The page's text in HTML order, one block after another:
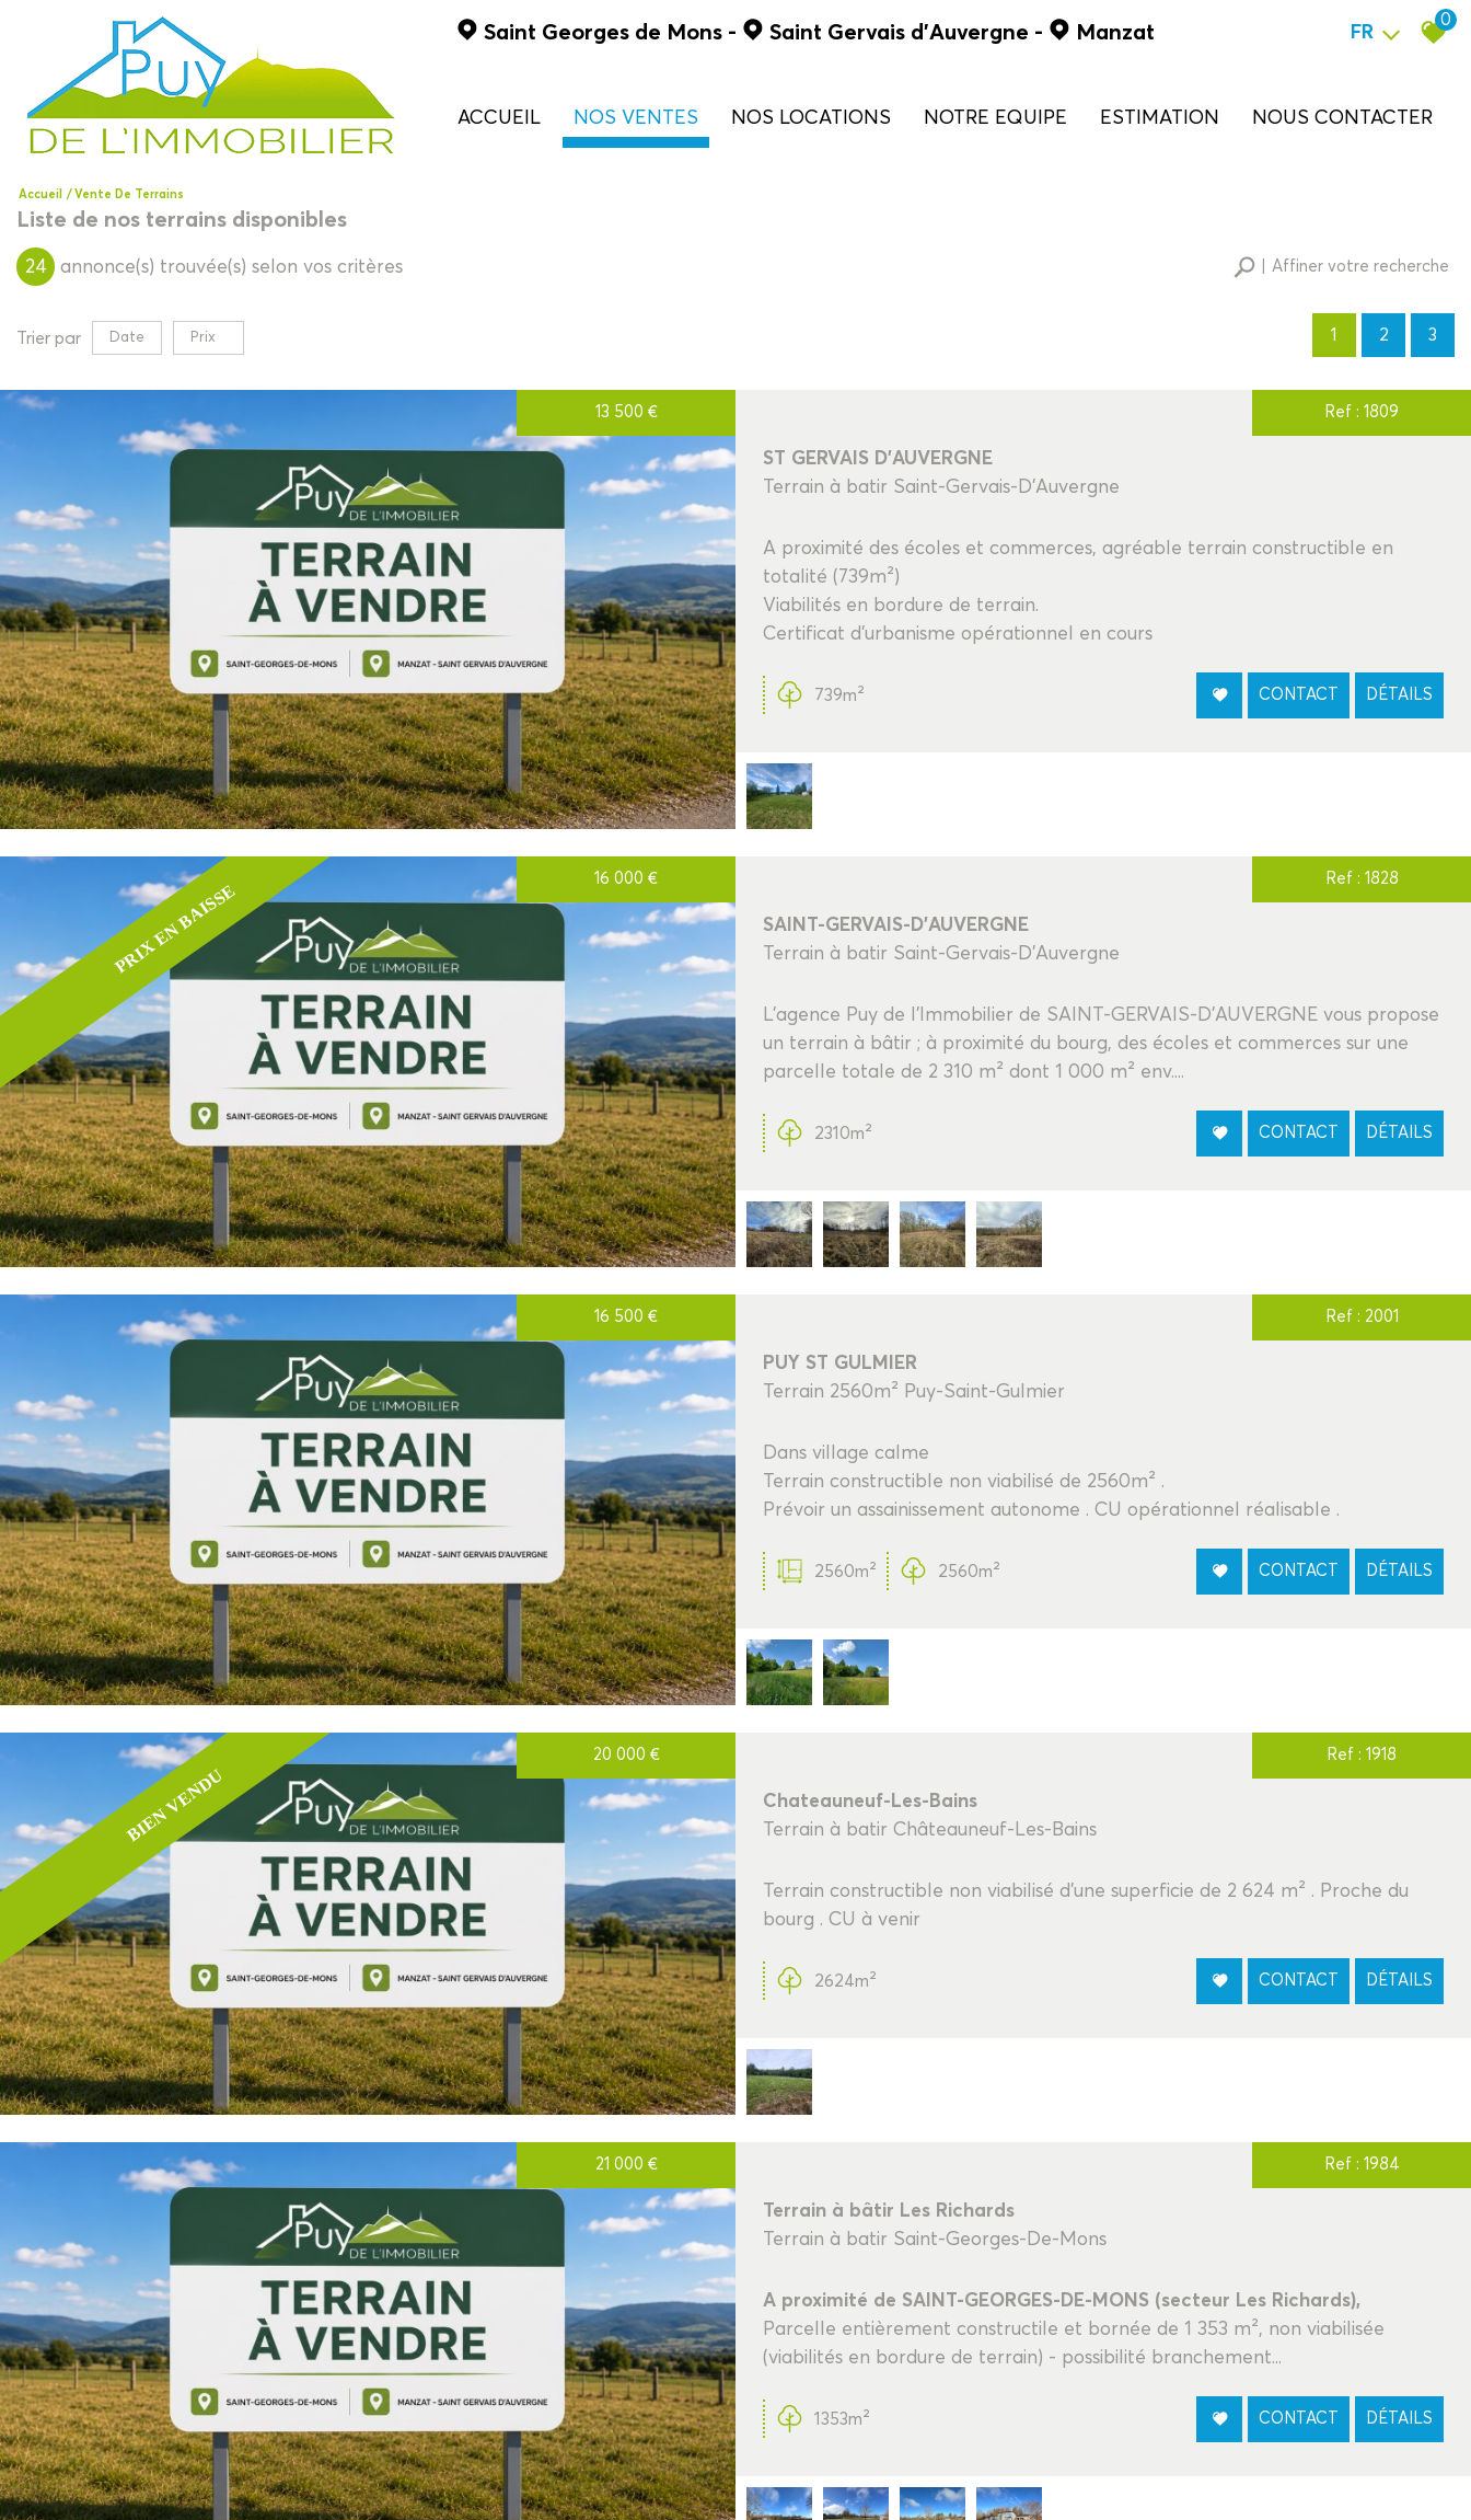
Saint Georges de Mons - Saint Gervais d'Auvergne - Manzat FR
0
ACCUEIL NOS VENTES NOS LOCATIONS NOTRE EQUIPE ESTIMATION NOUS CONTACTER
Accueil Vente De Terrains
Liste de nos terrains disponibles
24 annonce(s) trouvée(s) selon vos critères Affiner votre recherche
×Terrain à batir
10KM
25KM
Critères supplémentaires
Piscine Terrasse
Trier par Date Prix 1 2 3
13 500 € Ref : 1809
ST GERVAIS D'AUVERGNE
Terrain à batir Saint-Gervais-D'Auvergne
A proximité des écoles et commerces, agréable terrain constructible en
totalité (739m²)
Viabilités en bordure de terrain.
Certificat d'urbanisme opérationnel en cours
739m² CONTACT DÉTAILS
PRIX EN BAISSE
16 000 € Ref : 1828
SAINT-GERVAIS-D'AUVERGNE
Terrain à batir Saint-Gervais-D'Auvergne
L'agence Puy de l'Immobilier de SAINT-GERVAIS-D'AUVERGNE vous propose
un terrain à bâtir ; à proximité du bourg, des écoles et commerces sur une
parcelle totale de 2 310 m² dont 1 000 m² env....
2310m² CONTACT DÉTAILS
16 500 € Ref : 2001
PUY ST GULMIER
Terrain 2560m² Puy-Saint-Gulmier
Dans village calme
Terrain constructible non viabilisé de 2560m² .
Prévoir un assainissement autonome . CU opérationnel réalisable .
2560m² 2560m² CONTACT DÉTAILS
BIEN VENDU
20 000 € Ref : 1918
Chateauneuf-Les-Bains
Terrain à batir Châteauneuf-Les-Bains
Terrain constructible non viabilisé d'une superficie de 2 624 m² . Proche du
bourg . CU à venir
2624m² CONTACT DÉTAILS
21 000 € Ref : 1984
Terrain à bâtir Les Richards
Terrain à batir Saint-Georges-De-Mons
A proximité de SAINT-GEORGES-DE-MONS (secteur Les Richards),
Parcelle entièrement constructile et bornée de 1 353 m², non viabilisée
(viabilités en bordure de terrain) - possibilité branchement...
1353m² CONTACT DÉTAILS